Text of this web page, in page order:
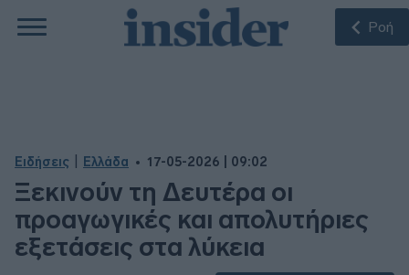
Ροή
Ειδήσεις Ελλάδα 17-05-2026 | 09:02
Ξεκινούν τη Δευτέρα οι
προαγωγικές και απολυτήριες
εξετάσεις στα λύκεια